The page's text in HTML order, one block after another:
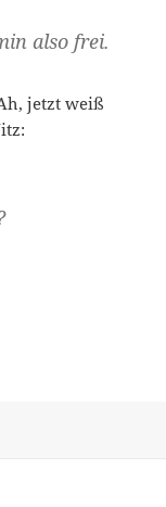
also frei.
jetzt weiß